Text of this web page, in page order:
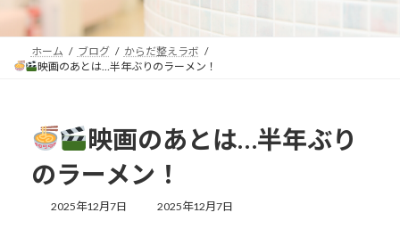
プ
動
ホーム ブログ
からだ整えラボ
映画のあとは…半年ぶりのラーメン！
映画のあとは…半年ぶり
のラーメン！
2025年12月7日
最
2025年12月7日